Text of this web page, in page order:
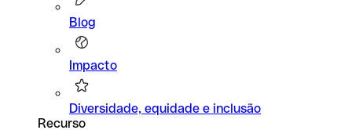
Blog
Impacto
Diversidade, equidade e inclusão
Recurso